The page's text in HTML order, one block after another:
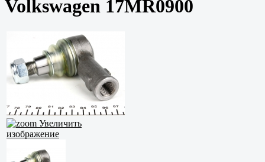
Volkswagen 17MR0900
Увеличить
изображение